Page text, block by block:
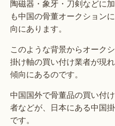
陶磁器・象牙・刀剣などに
も中国の骨董オークション
向にあります。
このような背景からオーク
掛け軸の買い付け業者が現
傾向にあるのです。
中国国外で骨董品の買い付
者などが、日本にある中国
です。